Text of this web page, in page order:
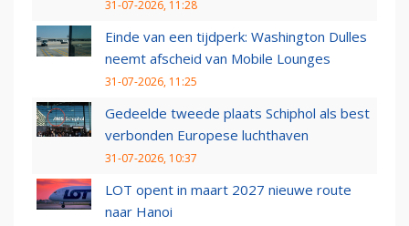
31-07-2026, 11:28
Einde van een tijdperk: Washington Dulles
neemt afscheid van Mobile Lounges
31-07-2026, 11:25
Gedeelde tweede plaats Schiphol als best
verbonden Europese luchthaven
31-07-2026, 10:37
LOT opent in maart 2027 nieuwe route
naar Hanoi